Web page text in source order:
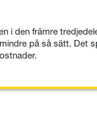
i den främre
på så sätt. Det